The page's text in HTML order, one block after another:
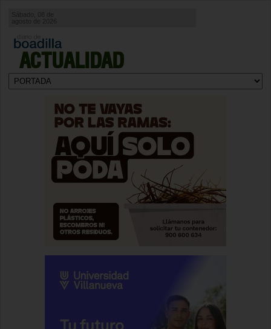
ACTUALIDAD
Sábado, 08 de
agosto de 2026